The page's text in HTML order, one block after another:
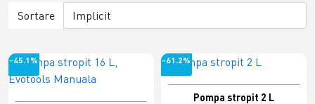
Sortare
-45.1% -61.2%
Pompa stropit 2 L